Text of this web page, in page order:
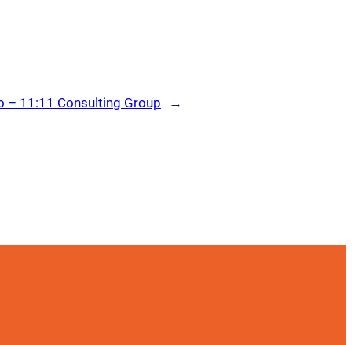
– 11:11 Consulting Group →